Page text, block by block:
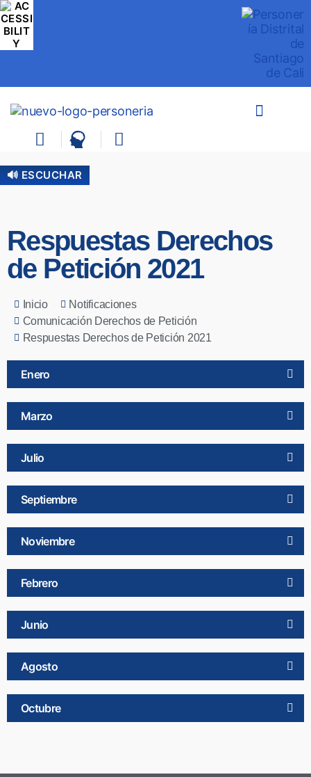
🔊 ESCUCHAR
Respuestas Derechos
de Petición 2021
Inicio
Notificaciones
Comunicación Derechos de Petición
Respuestas Derechos de Petición 2021
Enero
Marzo
Julio
Septiembre
Noviembre
Febrero
Junio
Agosto
Octubre